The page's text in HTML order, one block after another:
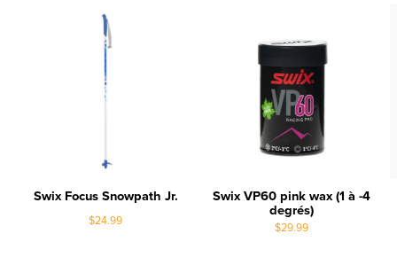
Swix Focus Snowpath Jr.
$24.99
Swix VP60 pink wax (1 à -4
degrés)
$29.99